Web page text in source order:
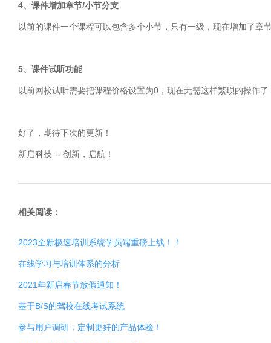
4、课件增加章节/小节分支
以前的课件一个课程可以包含多个小节，只有一级，现在增加了章
5、课件试听功能
以前网校试听需要把课程价格设置为0，现在无需这样繁琐的操作
好了，期待下次的更新！
新启科技 -- 创新， 启航！
相关阅读：
2023全新极速培训系统学员端重磅上线！！
在线学习与培训体系的分析
2021年新启春节放假通知！
基于B/S的驾校在线考试系统
参与用户调研，定制更好的产品体验！